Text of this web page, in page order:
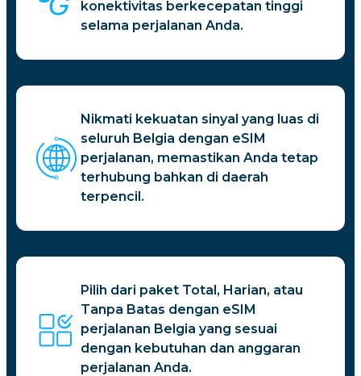
konektivitas berkecepatan tinggi
selama perjalanan Anda.
Nikmati kekuatan sinyal yang luas di
seluruh Belgia dengan eSIM
perjalanan, memastikan Anda tetap
terhubung bahkan di daerah
terpencil.
Pilih dari paket Total, Harian, atau
Tanpa Batas dengan eSIM
perjalanan Belgia yang sesuai
dengan kebutuhan dan anggaran
perjalanan Anda.